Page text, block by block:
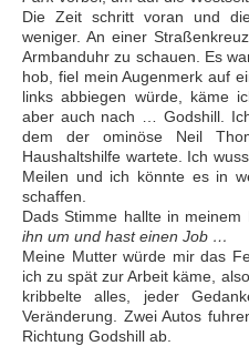
Die Zeit schritt voran und
weniger. An einer
Armbanduhr zu schauen. Es
hob, fiel mein Augenmerk auf
links abbiegen würde, käme
aber auch nach … Godshill.
dem der ominöse Neil
Haushaltshilfe wartete. Ich
Meilen und ich könnte es in
schaffen.
Dads Stimme hallte in
ihn um und hast einen Job …
Meine Mutter würde mir das
ich zu spät zur Arbeit käme,
kribbelte alles, jeder
Veränderung. Zwei Autos
Richtung Godshill ab.